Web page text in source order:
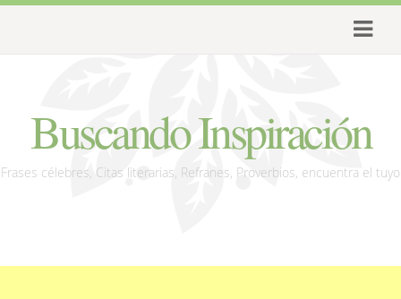
Buscando Inspiración
Frases célebres, Citas literarias, Refranes, Proverbios, encuentra el tuyo